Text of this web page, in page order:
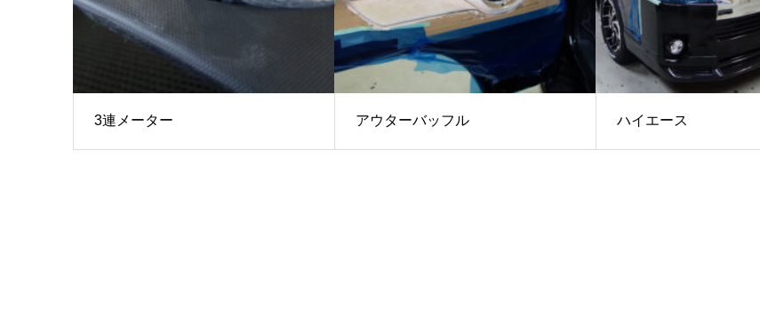
3連メーター アウターバッフル ハイエース